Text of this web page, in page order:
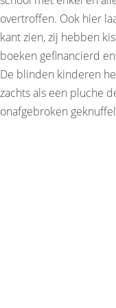
overtroffen. Ook hier
kant zien, zij hebben
boeken gefinancierd
De blinden kinderen
zachts als een pluche
onafgebroken